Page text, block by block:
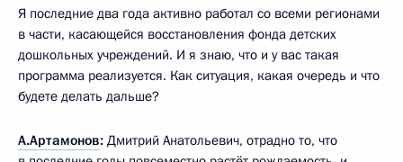
Я последние два года активно работал со всеми регионами
в части, касающейся восстановления фонда детских
дошкольных учреждений. И я знаю, что и у вас такая
программа реализуется. Как ситуация, какая очередь и что
будете делать дальше?
А.Артамонов: Дмитрий Анатольевич, отрадно то, что